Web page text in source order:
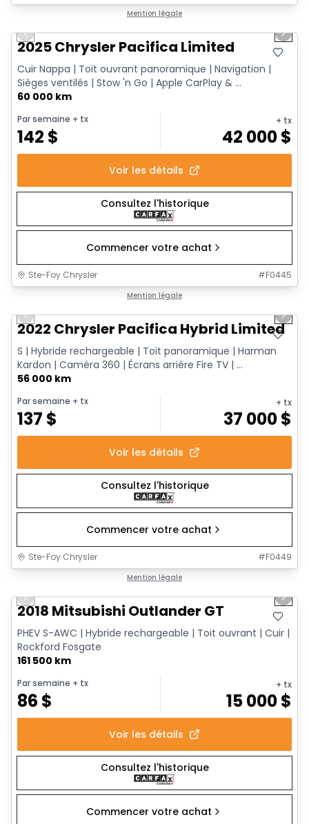
Mention légale
Previous slide Next
2025 Chrysler Pacifica Limited
Cuir Nappa | Toit ouvrant panoramique | Navigation |
Sièges ventilés | Stow 'n Go | Apple CarPlay & ...
60 000 km
Par semaine + tx
142 $
+ tx
42 000$
Voir les détails
Consultez l'historique
Commencer votre achat
Ste-Foy Chrysler #F0445
Mention légale
Previous slide Next
2022 Chrysler Pacifica Hybrid Limited
S | Hybride rechargeable | Toit panoramique | Harman
Kardon | Caméra 360 | Écrans arrière Fire TV | ...
56 000 km
Par semaine + tx
137 $
+ tx
37 000$
Voir les détails
Consultez l'historique
Commencer votre achat
Ste-Foy Chrysler #F0449
Mention légale
Previous slide Next
2018 Mitsubishi Outlander GT
PHEV S-AWC | Hybride rechargeable | Toit ouvrant | Cuir |
Rockford Fosgate
161 500 km
Par semaine + tx
86 $
+ tx
15 000$
Voir les détails
Consultez l'historique
Commencer votre achat